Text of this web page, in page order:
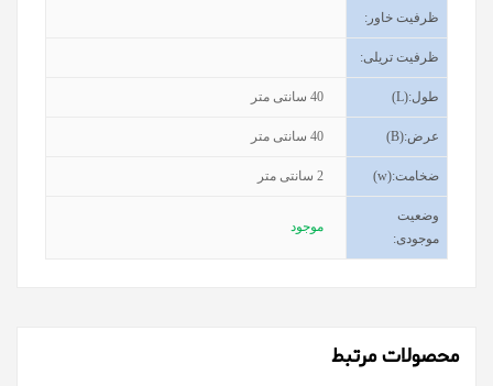
ظرفیت خاور :
ظرفیت تریلی:
طول(L):
40 سانتی متر
عرض(B):
40 سانتی متر
ضخامت(w):
2 سانتی متر
وضعیت
موجودی:
موجود
محصولات مرتبط